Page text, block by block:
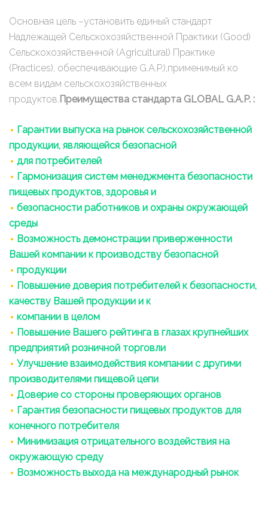
Основная цель –установить единый стандарт
Надлежащей Сельскохозяйственной Практики (Good)
Сельскохозяйственной (Agricultural) Практике
(Practices), обеспечивающие G.A.P.),применимый ко
всем видам сельскохозяйственных
продуктов.Преимущества стандарта GLOBAL G.A.P. :
Гарантии выпуска на рынок сельскохозяйственной
продукции, являющейся безопасной
для потребителей
Гармонизация систем менеджмента безопасности
пищевых продуктов, здоровья и
безопасности работников и охраны окружающей
среды
Возможность демонстрации приверженности
Вашей компании к производству безопасной
продукции
Повышение доверия потребителей к безопасности,
качеству Вашей продукции и к
компании в целом
Повышение Вашего рейтинга в глазах крупнейших
предприятий розничной торговли
Улучшение взаимодействия компании с другими
производителями пищевой цепи
Доверие со стороны проверяющих органов
Гарантия безопасности пищевых продуктов для
конечного потребителя
Минимизация отрицательного воздействия на
окружающую среду
Возможность выхода на международный рынок